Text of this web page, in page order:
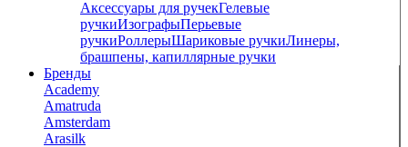
Аксессуары для ручекГелевые
ручкиИзографыПерьевые
ручкиРоллерыШариковые ручкиЛинеры,
брашпены, капиллярные ручки
Бренды
Academy
Amatruda
Amsterdam
Arasilk